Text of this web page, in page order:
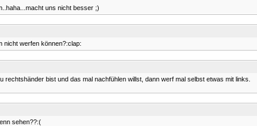
uns nicht besser ;)
nicht werfen können?:clap:
bist und das mal nachfühlen willst, dann werf mal selbst etwas mit links.
sehen??:(